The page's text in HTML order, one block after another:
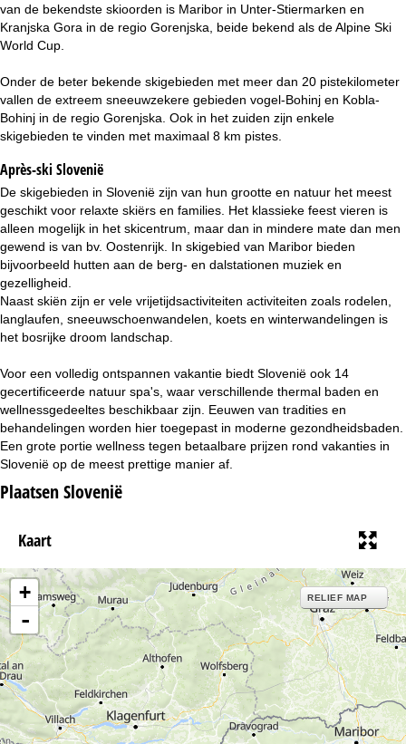
g
i
n
a
van de bekendste skioorden is Maribor in Unter-Stiermarken en
Kranjska Gora in de regio Gorenjska, beide bekend als de Alpine Ski
World Cup.
Onder de beter bekende skigebieden met meer dan 20 pistekilometer
vallen de extreem sneeuwzekere gebieden vogel-Bohinj en Kobla-
Bohinj in de regio Gorenjska. Ook in het zuiden zijn enkele
skigebieden te vinden met maximaal 8 km pistes.
Après-ski Slovenië
De skigebieden in Slovenië zijn van hun grootte en natuur het meest
geschikt voor relaxte skiërs en families. Het klassieke feest vieren is
alleen mogelijk in het skicentrum, maar dan in mindere mate dan men
gewend is van bv. Oostenrijk. In skigebied van Maribor bieden
bijvoorbeeld hutten aan de berg- en dalstationen muziek en
gezelligheid.
Naast skiën zijn er vele vrijetijdsactiviteiten activiteiten zoals rodelen,
langlaufen, sneeuwschoenwandelen, koets en winterwandelingen is
het bosrijke droom landschap.
Voor een volledig ontspannen vakantie biedt Slovenië ook 14
gecertificeerde natuur spa's, waar verschillende thermal baden en
wellnessgedeeltes beschikbaar zijn. Eeuwen van tradities en
behandelingen worden hier toegepast in moderne gezondheidsbaden.
Een grote portie wellness tegen betaalbare prijzen rond vakanties in
Slovenië op de meest prettige manier af.
Plaatsen Slovenië
Kaart
+
-
RELIEF MAP